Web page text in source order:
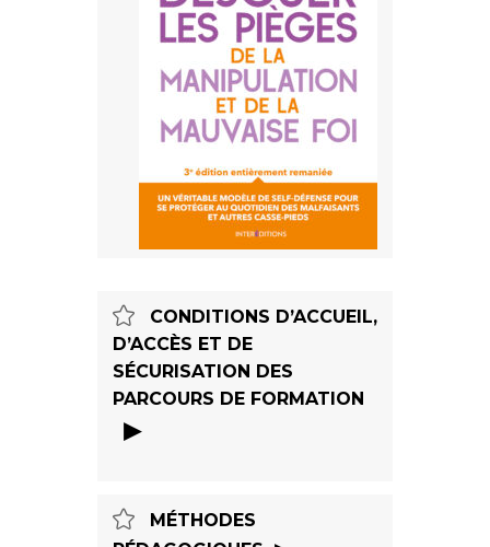
CONDITIONS D’ACCUEIL,
D’ACCÈS ET DE
SÉCURISATION DES
PARCOURS DE FORMATION
• Virginie Bouffay est notre
référente handicap pour un
MÉTHODES